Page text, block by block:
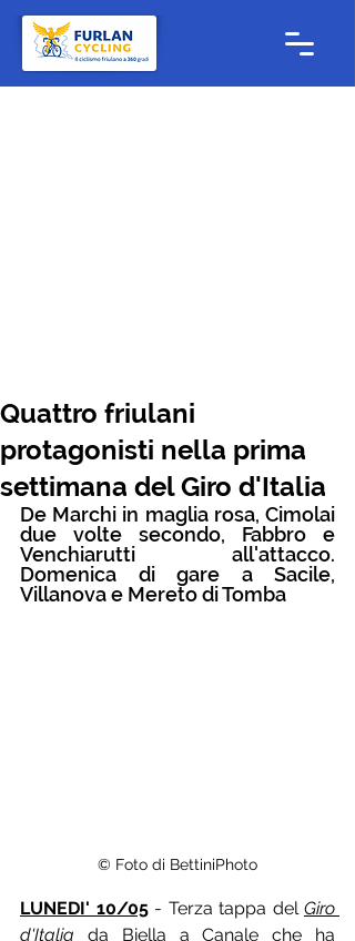
Quattro friulani
protagonisti nella prima
settimana del Giro d'Italia
De Marchi in maglia rosa, Cimolai
due volte secondo, Fabbro e
Venchiarutti all'attacco.
Domenica di gare a Sacile,
Villanova e Mereto di Tomba
© Foto di BettiniPhoto
LUNEDI' 10/05 - Terza tappa del Giro
d'Italia da Biella a Canale che ha